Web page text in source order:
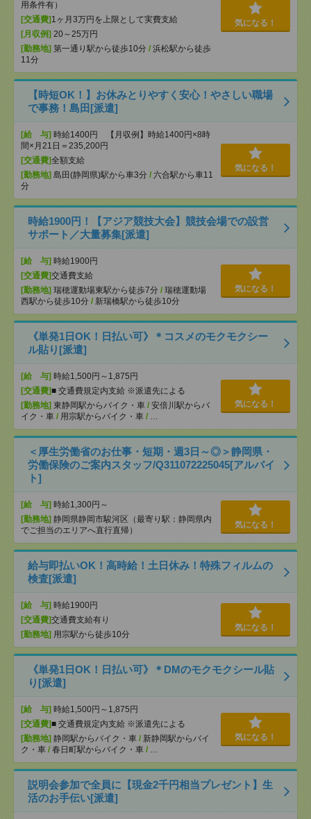
用条件有）
[交通費] 1ヶ月3万円を上限として実費支給
[月収例] 20～25万円
[勤務地] 第一通り駅から徒歩10分 / 浜松駅から徒歩
11分
気になる！
【時短OK！】お休みとりやすく安心！やさしい職場
で事務！島田[派遣]
[給 与] 時給1400円 【月収例】時給1400円×8時
間×月21日＝235,200円
[交通費]全額支給
[勤務地] 島田(静岡県)駅から車3分 / 六合駅から車11
分
気になる！
時給1900円！【アジア競技大会】競技会場での設営
サポート／大量募集[派遣]
[給 与] 時給1900円
[交通費]交通費支給
[勤務地] 瑞穂運動場東駅から徒歩7分 / 瑞穂運動場
西駅から徒歩10分 / 新瑞橋駅から徒歩10分
気になる！
《単発1日OK！日払い可》＊コスメのモクモクシー
ル貼り[派遣]
[給 与] 時給1,500円～1,875円
[交通費]■ 交通費規定内支給 ※派遣先による
[勤務地] 東静岡駅からバイク・車 / 安倍川駅からバ
イク・車 / 用宗駅からバイク・車 / …
気になる！
＜厚生労働省のお仕事・短期・週3日～◎＞静岡県・
労働保険のご案内スタッフ/Q311072225045[アルバイ
ト]
[給 与] 時給1,300円～
[勤務地] 静岡県静岡市駿河区（最寄り駅：静岡県内
でご担当のエリアへ直行直帰）
気になる！
給与即払いOK！高時給！土日休み！特殊フィルムの
検査[派遣]
[給 与] 時給1900円
[交通費]交通費支給有り
[勤務地] 用宗駅から徒歩10分
気になる！
《単発1日OK！日払い可》＊DMのモクモクシール貼
り[派遣]
[給 与] 時給1,500円～1,875円
[交通費]■ 交通費規定内支給 ※派遣先による
[勤務地] 静岡駅からバイク・車 / 新静岡駅からバイ
ク・車 / 春日町駅からバイク・車 / …
気になる！
説明会参加で全員に【現金2千円相当プレゼント】生
活のお手伝い[派遣]